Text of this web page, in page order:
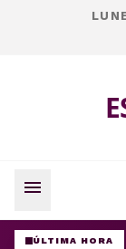
menu
ÚLTIMA HORA